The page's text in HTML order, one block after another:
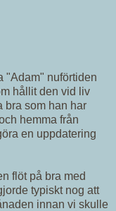
"Adam" nuförtiden
hållit den vid liv
bra som han har
hemma från
en uppdatering
flöt på bra med
typiskt nog att
innan vi skulle